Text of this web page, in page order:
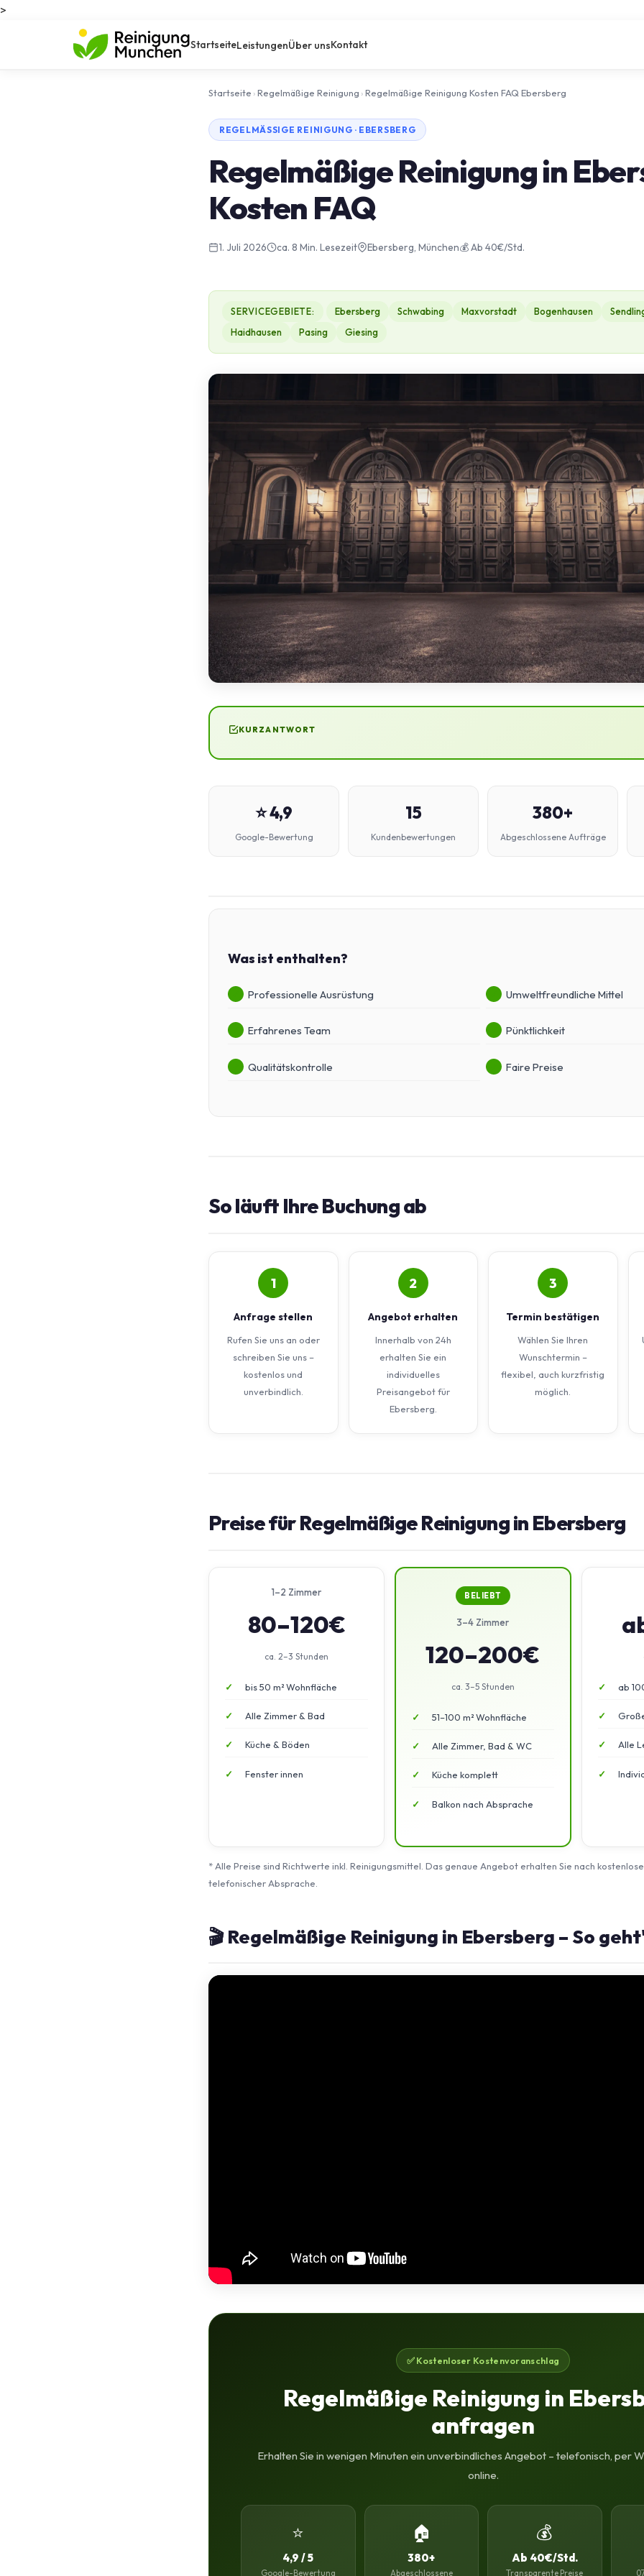
>
StartseiteLeistungenÜber unsKontakt
Startseite ›Regelmäßige Reinigung ›Regelmäßige Reinigung Kosten FAQ Ebersberg
REGELMÄSSIGE REINIGUNG · EBERSBERG
Regelmäßige Reinigung in
Kosten FAQ
1. Juli 2026 ca. 8 Min. Lesezeit Ebersberg, München💰 Ab 40€/Std.
SERVICEGEBIETE: Ebersberg Schwabing Maxvorstadt Bogenhausen
Haidhausen
Pasing Giesing
KURZANTWORT
⭐ 4,9
Google-Bewertung
15
Kundenbewertungen
380+
Abgeschlossene Aufträge
Was ist enthalten?
Professionelle Ausrüstung Umweltfreundliche Mittel
Erfahrenes Team Pünktlichkeit
Qualitätskontrolle Faire Preise
So läuft Ihre Buchung ab
1
Anfrage stellen
Rufen Sie uns an oder
schreiben Sie uns –
kostenlos und
unverbindlich.
2
Angebot erhalten
Innerhalb von 24h
erhalten Sie ein
individuelles
Preisangebot für
Ebersberg.
3
Termin bestätigen
Wählen Sie Ihren
Wunschtermin –
flexibel, auch kurzfristig
möglich.
Preise für Regelmäßige Reinigung in Ebersberg
1–2 Zimmer
80–120€
ca. 2–3 Stunden
bis 50 m² Wohnfläche
Alle Zimmer & Bad
Küche & Böden
Fenster innen
BELIEBT
3–4 Zimmer
120–200€
ca. 3–5 Stunden
51–100 m² Wohnfläche
Alle Zimmer, Bad & WC
Küche komplett
Balkon nach Absprache
ab
Alle
* Alle Preise sind Richtwerte inkl. Reinigungsmittel. Das genaue Angebot erhalten Sie nach
telefonischer Absprache.
🎬 Regelmäßige Reinigung in Ebersberg – So
✅ Kostenloser Kostenvoranschlag
Regelmäßige Reinigung in
anfragen
Erhalten Sie in wenigen Minuten ein unverbindliches Angebot – telefonisch, per
online.
⭐
4,9 / 5
Google-Bewertung
🏠
380+
Abgeschlossene
💰
Ab 40€/Std.
Transparente Preise